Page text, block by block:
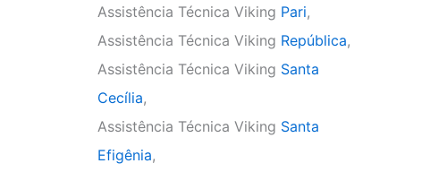
Assistência Técnica Viking Pari,
Assistência Técnica Viking República,
Assistência Técnica Viking Santa
Cecília,
Assistência Técnica Viking Santa
Efigênia,